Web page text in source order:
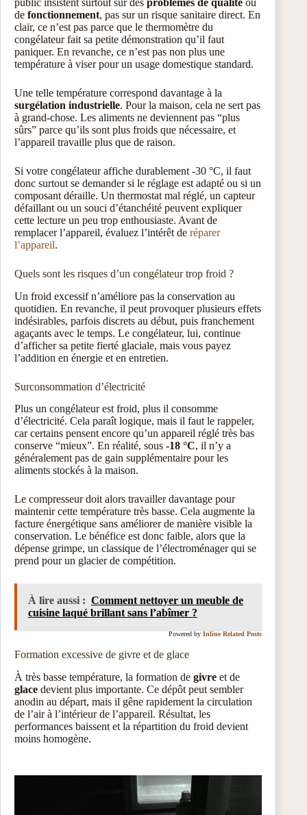
de fonctionnement, pas sur un risque sanitaire direct. En
clair, ce n’est pas parce que le thermomètre du
congélateur fait sa petite démonstration qu’il faut
paniquer. En revanche, ce n’est pas non plus une
température à viser pour un usage domestique standard.
Une telle température correspond davantage à la
surgélation industrielle. Pour la maison, cela ne sert pas
à grand-chose. Les aliments ne deviennent pas “plus
sûrs” parce qu’ils sont plus froids que nécessaire, et
l’appareil travaille plus que de raison.
Si votre congélateur affiche durablement -30 °C, il faut
donc surtout se demander si le réglage est adapté ou si un
composant déraille. Un thermostat mal réglé, un capteur
défaillant ou un souci d’étanchéité peuvent expliquer
cette lecture un peu trop enthousiaste. Avant de
remplacer l’appareil, évaluez l’intérêt de réparer
l’appareil.
Quels sont les risques d’un congélateur trop froid ?
Un froid excessif n’améliore pas la conservation au
quotidien. En revanche, il peut provoquer plusieurs effets
indésirables, parfois discrets au début, puis franchement
agaçants avec le temps. Le congélateur, lui, continue
d’afficher sa petite fierté glaciale, mais vous payez
l’addition en énergie et en entretien.
Surconsommation d’électricité
Plus un congélateur est froid, plus il consomme
d’électricité. Cela paraît logique, mais il faut le rappeler,
car certains pensent encore qu’un appareil réglé très bas
conserve “mieux”. En réalité, sous -18 °C, il n’y a
généralement pas de gain supplémentaire pour les
aliments stockés à la maison.
Le compresseur doit alors travailler davantage pour
maintenir cette température très basse. Cela augmente la
facture énergétique sans améliorer de manière visible la
conservation. Le bénéfice est donc faible, alors que la
dépense grimpe, un classique de l’électroménager qui se
prend pour un glacier de compétition.
À lire aussi : Comment nettoyer un meuble de
cuisine laqué brillant sans l’abîmer ?
Powered by Inline Related Posts
Formation excessive de givre et de glace
À très basse température, la formation de givre et de
glace devient plus importante. Ce dépôt peut sembler
anodin au départ, mais il gêne rapidement la circulation
de l’air à l’intérieur de l’appareil. Résultat, les
performances baissent et la répartition du froid devient
moins homogène.